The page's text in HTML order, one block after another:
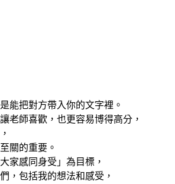
能把對方帶入你的文字裡。
老師喜歡，也更容易博得高分，
關的重要。
家感同身受」為目標，
，包括我的想法和感受，